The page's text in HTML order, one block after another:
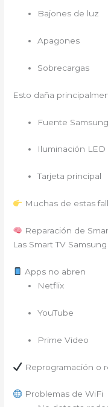
Bajones de luz
Apagones
Sobrecargas
Esto daña
Fuente Samsung
Iluminación LED
Tarjeta principal
Muchas de estas
Reparación de
Las Smart TV
Apps no abren
Netflix
YouTube
Prime Video
Reprogramación o
Problemas de WiFi